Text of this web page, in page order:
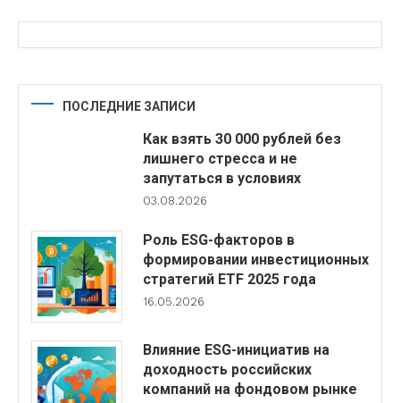
ПОСЛЕДНИЕ ЗАПИСИ
Как взять 30 000 рублей без
лишнего стресса и не
запутаться в условиях
03.08.2026
Роль ESG-факторов в
формировании инвестиционных
стратегий ETF 2025 года
16.05.2026
Влияние ESG-инициатив на
доходность российских
компаний на фондовом рынке